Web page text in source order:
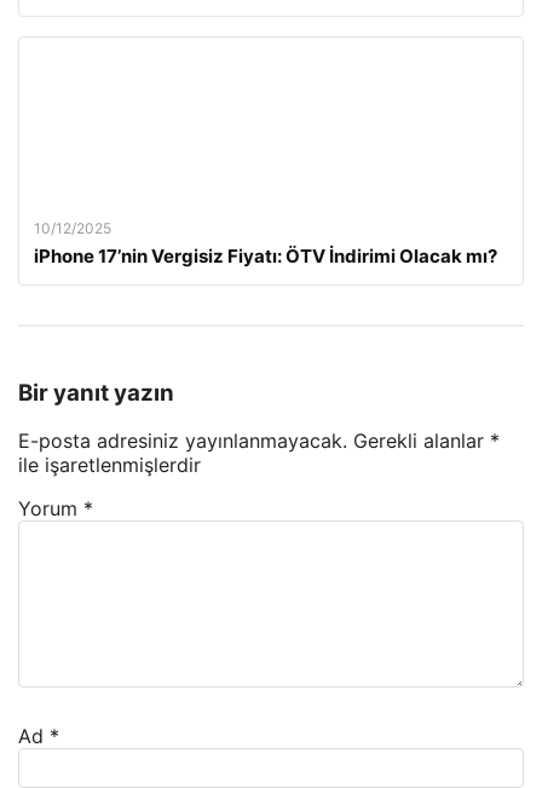
10/12/2025
iPhone 17’nin Vergisiz Fiyatı: ÖTV İndirimi Olacak mı?
Bir yanıt yazın
E-posta adresiniz yayınlanmayacak. Gerekli alanlar *
ile işaretlenmişlerdir
Yorum *
Ad *